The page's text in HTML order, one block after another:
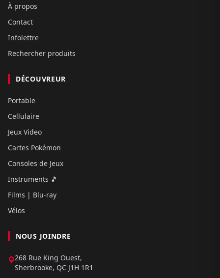
À propos
Contact
Infolettre
Rechercher produits
DÉCOUVREUR
Portable
Cellulaire
Jeux Video
Cartes Pokémon
Consoles de Jeux
Instruments 🎵
Films | Blu-ray
Vélos
NOUS JOINDRE
268 Rue King Ouest,
Sherbrooke, QC J1H 1R1